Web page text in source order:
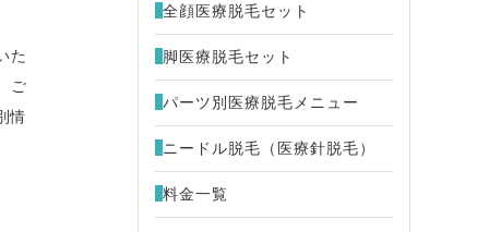
カルピーリング 4,980円
ビ治療 （別サイトが開きます）
た
ご
情
全顔医療脱毛セット
脚医療脱毛セット
パーツ別医療脱毛メニュー
ニードル脱毛（医療針脱毛）
料金一覧